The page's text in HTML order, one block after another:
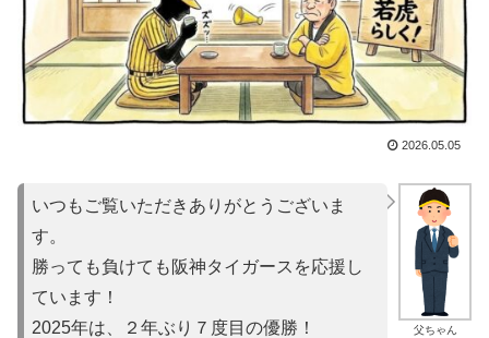
2026.05.05
父ちゃん
いつもご覧いただきありがとうございま
す。
勝っても負けても阪神タイガースを応援し
ています！
2025年は、２年ぶり７度目の優勝！